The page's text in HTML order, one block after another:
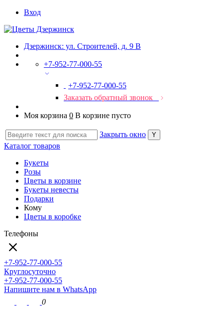
Вход
Дзержинск: ул. Строителей, д. 9 В
+7-952-77-000-55
+7-952-77-000-55
Заказать обратный звонок
Моя корзина 0 В корзине пусто
Закрыть окно
Каталог товаров
Букеты
Розы
Цветы в корзине
Букеты невесты
Подарки
Кому
Цветы в коробке
Телефоны
+7-952-77-000-55
Круглосуточно
+7-952-77-000-55
Напишите нам в WhatsApp
0